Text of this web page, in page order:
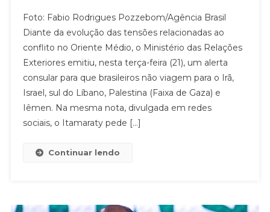
Foto: Fabio Rodrigues Pozzebom/Agência Brasil
Diante da evolução das tensões relacionadas ao
conflito no Oriente Médio, o Ministério das Relações
Exteriores emitiu, nesta terça-feira (21), um alerta
consular para que brasileiros não viagem para o Irã,
Israel, sul do Líbano, Palestina (Faixa de Gaza) e
Iêmen. Na mesma nota, divulgada em redes
sociais, o Itamaraty pede […]
Continuar lendo